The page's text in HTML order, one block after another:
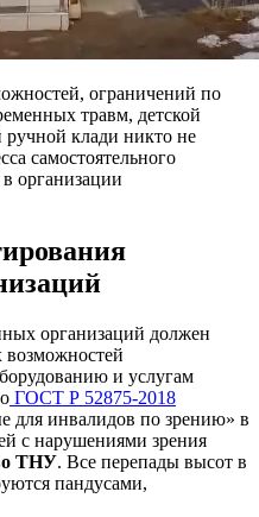
ограничений по
травм, детской
ручной клади никто не
самостоятельного
организации
организаций должен
и услугам
ГОСТ Р 52875-2018
для инвалидов по зрению» в
с нарушениями зрения
ТНУ. Все перепады высот в
пандусами,